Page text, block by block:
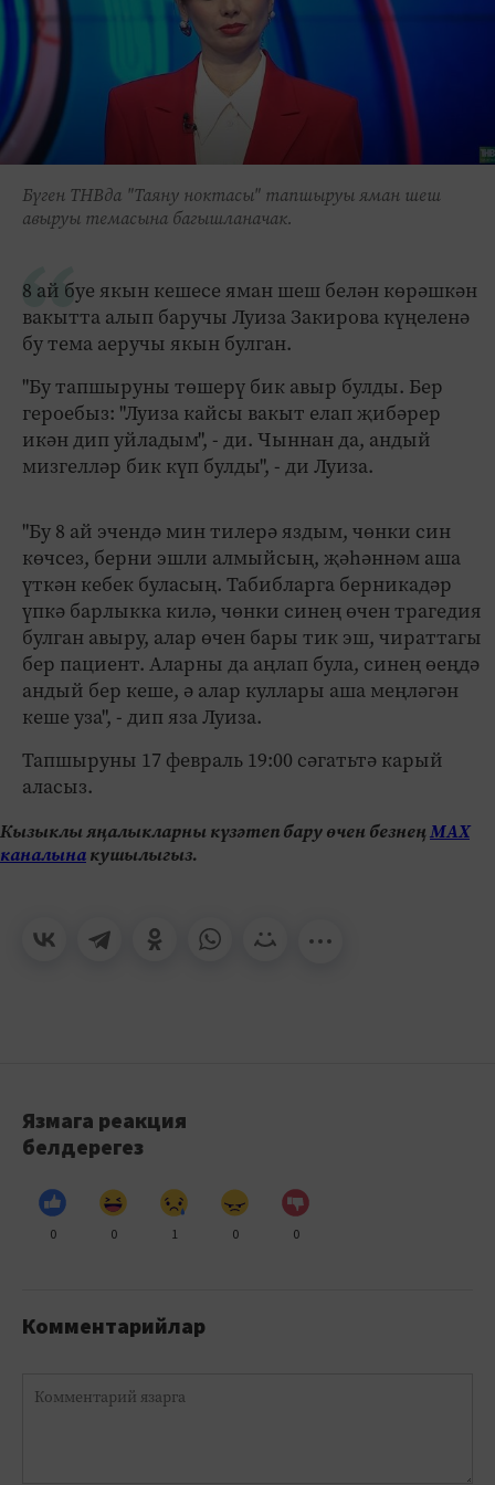
Бүген ТНВда "Таяну ноктасы" тапшыруы яман шеш
авыруы темасына багышланачак.
8 ай буе якын кешесе яман шеш белән көрәшкән
вакытта алып баручы Луиза Закирова күңеленә
бу тема аеручы якын булган.
"Бу тапшыруны төшерү бик авыр булды. Бер
героебыз: "Луиза кайсы вакыт елап җибәрер
икән дип уйладым", - ди. Чыннан да, андый
мизгелләр бик күп булды", - ди Луиза.
"Бу 8 ай эчендә мин тилерә яздым, чөнки син
көчсез, берни эшли алмыйсың, җәһәннәм аша
үткән кебек буласың. Табибларга берникадәр
үпкә барлыкка килә, чөнки синең өчен трагедия
булган авыру, алар өчен бары тик эш, чираттагы
бер пациент. Аларны да аңлап була, синең өеңдә
андый бер кеше, ә алар куллары аша меңләгән
кеше уза", - дип яза Луиза.
Тапшыруны 17 февраль 19:00 сәгатьтә карый
аласыз.
Кызыклы яңалыкларны күзәтеп бару өчен безнеңМАХ
каналынакушылыгыз.
Язмага реакция
белдерегез
0 0 1 0 0
Комментарийлар